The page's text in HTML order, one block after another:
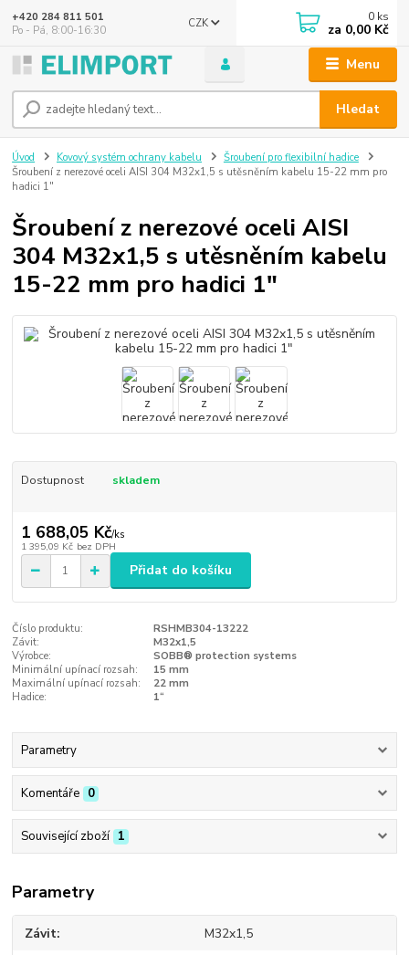
Menu
CZK
Hledat
+420 284 811 501
Po - Pá, 8:00-16:30
0 ks
za 0,00 Kč
Úvod Kovový systém ochrany kabelu
Šroubení pro flexibilní hadice
Šroubení z nerezové oceli AISI 304 M32x1,5 s utěsněním kabelu 15-22 mm pro
hadici 1"
Šroubení z nerezové oceli AISI
304 M32x1,5 s utěsněním kabelu
15-22 mm pro hadici 1"
Dostupnost skladem
1 688,05 Kč/ks
1 395,09 Kč bez DPH
Přidat do košíku
Číslo produktu:
RSHMB304-13222
Závit:
M32x1,5
Výrobce:
SOBB® protection systems
Minimální upínací rozsah:
15 mm
Maximální upínací rozsah:
22 mm
Hadice:
1“
Parametry
Komentáře 0
Související zboží 1
Parametry
Závit M32x1,5